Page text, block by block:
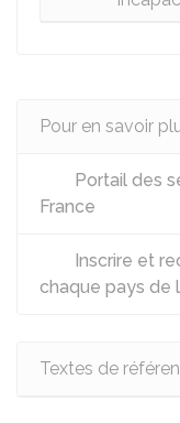
Pour en savoir
Portail des
France
Inscrire et
chaque pays de
Textes de